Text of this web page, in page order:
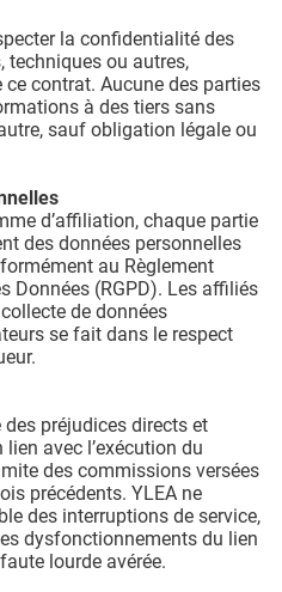
la confidentialité des
ou autres,
contrat. Aucune des parties
à des tiers sans
sauf obligation légale ou
d’affiliation, chaque partie
des données personnelles
au Règlement
Données (RGPD). Les affiliés
de données
se fait dans le respect
des préjudices directs et
avec l’exécution du
des commissions versées
précédents. YLEA ne
des interruptions de service,
dysfonctionnements du lien
lourde avérée.